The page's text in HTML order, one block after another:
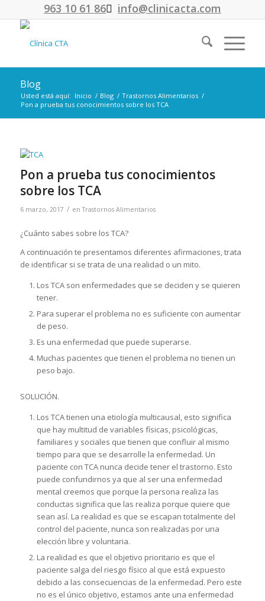
963 10 61 86 info@clinicacta.com
Blog
Usted está aquí: Inicio / Blog / Trastornos Alimentarios /
Pon a prueba tus conocimientos sobre los TCA
Pon a prueba tus conocimientos
sobre los TCA
6 marzo, 2017 / enTrastornos Alimentarios
¿Cuánto sabes sobre los TCA?
A continuación te presentamos diferentes afirmaciones, trata
de identificar si se trata de una realidad o un mito.
Los TCA son enfermedades que se deciden y se quieren
tener.
Para superar el problema no es suficiente con aumentar
de peso.
Es una enfermedad que puede superarse.
Muchas pacientes que tienen el problema no tienen un
peso bajo.
SOLUCIÓN.
Los TCA tienen una etiología multicausal, esto significa
que hay multitud de variables físicas, psicológicas,
familiares y sociales que tienen que confluir al mismo
tiempo para que se desarrolle la enfermedad. Un
paciente con TCA nunca decide tener el trastorno. Esto
puede confundirnos ya que al ser una enfermedad
mental creemos que porque la persona realiza las
conductas significa que las realiza porque quiere que
sean así. La realidad es que se escapan totalmente del
control del paciente, nunca son realizadas por una
elección libre y voluntaria.
La realidad es que el objetivo prioritario es que el
paciente salga del riesgo físico al que está expuesto
debido a las consecuencias de la enfermedad. Pero este
no es el único objetivo, estamos ante una enfermedad